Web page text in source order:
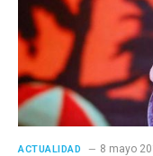
ACTUALIDAD 8 mayo